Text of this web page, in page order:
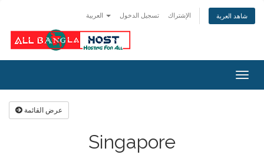
تسجيل الدخول الإشتراك شاهد العربة
عرض القائمة
Singapore